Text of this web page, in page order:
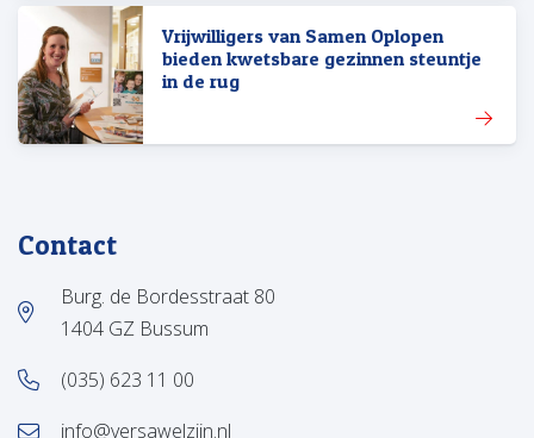
Vrijwilligers van Samen Oplopen
bieden kwetsbare gezinnen steuntje
in de rug
Contact
Burg. de Bordesstraat 80
1404 GZ Bussum
(035) 623 11 00
info@versawelzijn.nl